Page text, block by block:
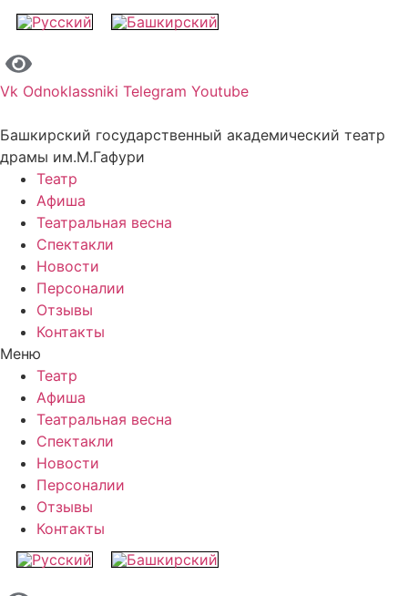
Vk Odnoklassniki Telegram Youtube
Башкирский государственный академический театр
драмы им.М.Гафури
Театр
Афиша
Театральная весна
Спектакли
Новости
Персоналии
Отзывы
Контакты
Меню
Театр
Афиша
Театральная весна
Спектакли
Новости
Персоналии
Отзывы
Контакты